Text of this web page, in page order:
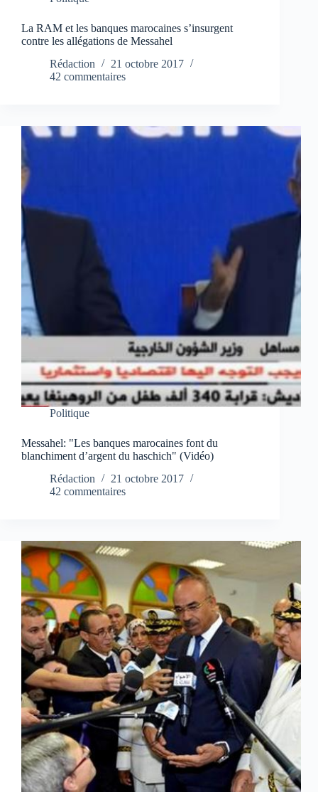
La RAM et les banques marocaines s’insurgent
contre les allégations de Messahel
Rédaction
21 octobre 2017
42 commentaires
Politique
Messahel: "Les banques marocaines font du
blanchiment d’argent du haschich" (Vidéo)
Rédaction
21 octobre 2017
42 commentaires